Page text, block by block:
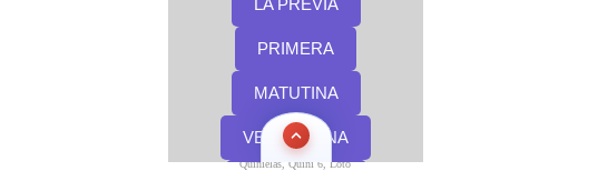
Quinielas, Quini 6, Loto